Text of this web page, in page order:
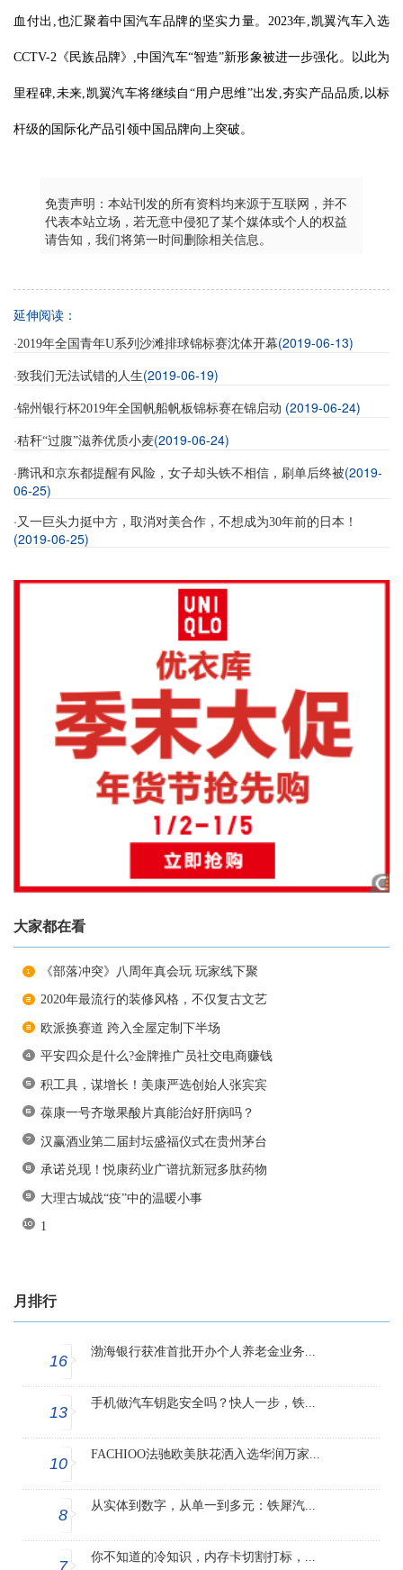
血付出,也汇聚着中国汽车品牌的坚实力量。2023年,凯翼汽车入选
CCTV-2《民族品牌》,中国汽车“智造”新形象被进一步强化。以此为
里程碑,未来,凯翼汽车将继续自“用户思维”出发,夯实产品品质,以标
杆级的国际化产品引领中国品牌向上突破。
免责声明：本站刊发的所有资料均来源于互联网，并不
代表本站立场，若无意中侵犯了某个媒体或个人的权益
请告知，我们将第一时间删除相关信息。
延伸阅读：
·2019年全国青年U系列沙滩排球锦标赛沈体开幕(2019-06-13)
·致我们无法试错的人生(2019-06-19)
·锦州银行杯2019年全国帆船帆板锦标赛在锦启动 (2019-06-24)
·秸秆“过腹”滋养优质小麦(2019-06-24)
·腾讯和京东都提醒有风险，女子却头铁不相信，刷单后终被(2019-
06-25)
· 又一巨头力挺中方，取消对美合作，不想成为30年前的日本！
(2019-06-25)
大家都在看
《部落冲突》八周年真会玩 玩家线下聚
2020年最流行的装修风格，不仅复古文艺
欧派换赛道 跨入全屋定制下半场
平安四众是什么?金牌推广员社交电商赚钱
积工具，谋增长！美康严选创始人张宾宾
葆康一号齐墩果酸片真能治好肝病吗？
汉赢酒业第二届封坛盛福仪式在贵州茅台
承诺兑现！悦康药业广谱抗新冠多肽药物
大理古城战“疫”中的温暖小事
1
月排行
16
渤海银行获准首批开办个人养老金业务...
13
手机做汽车钥匙安全吗？快人一步，铁...
10
FACHIOO法驰欧美肤花洒入选华润万家...
8
从实体到数字，从单一到多元：铁犀汽...
7
你不知道的冷知识，内存卡切割打标，...